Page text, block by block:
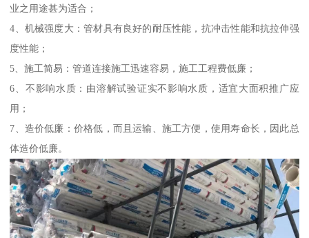
业之用途甚为适合；
4、机械强度大：管材具有良好的耐压性能，抗冲击性能和抗拉伸强
度性能；
5、施工简易：管道连接施工迅速容易，施工工程费低廉；
6、不影响水质：由溶解试验证实不影响水质，适宜大面积推广应
用；
7、造价低廉：价格低，而且运输、施工方便，使用寿命长，因此总
体造价低廉。